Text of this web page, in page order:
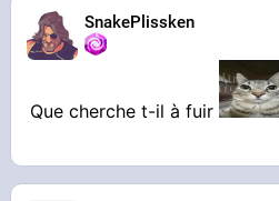
SnakePlissken
Que cherche t-il à fuir